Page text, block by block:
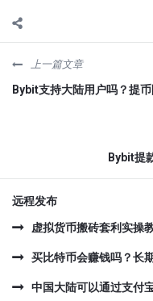
上一篇文章
Bybit支持大陆用户吗？提
Bybit提
远程发布
虚拟货币搬砖套利实操
买比特币会赚钱吗？长
中国大陆可以通过支付